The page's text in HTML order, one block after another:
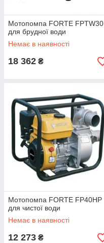
Мотопомпа FORTE FPTW30
для брудної води
Немає в наявності
18 362 ₴
Мотопомпа FORTE FP40HP
для чистої води
Немає в наявності
12 273 ₴